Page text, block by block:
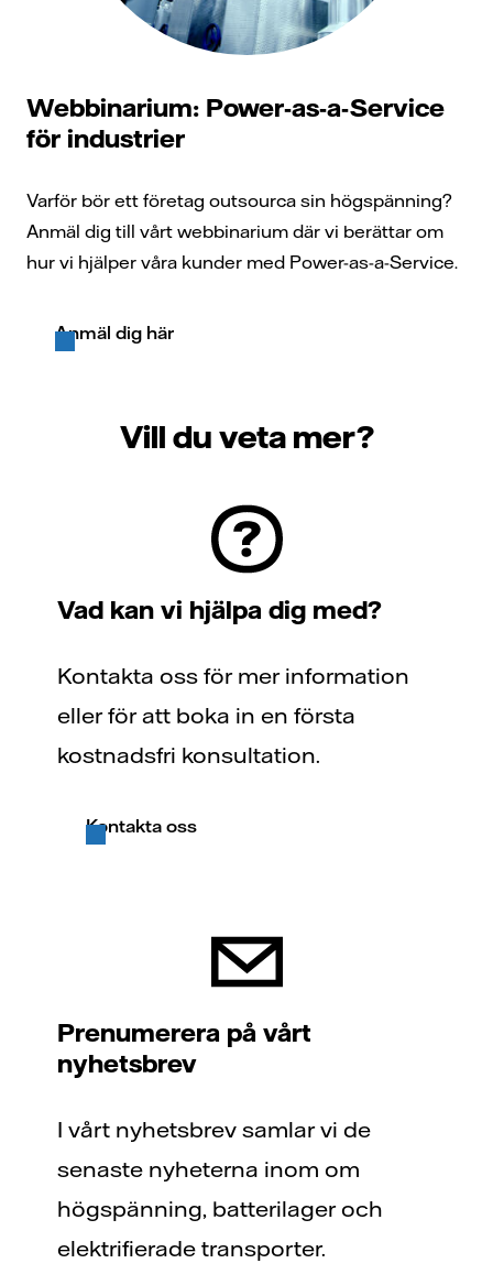
Webbinarium: Power-as-a-Service
för industrier
Varför bör ett företag outsourca sin högspänning?
Anmäl dig till vårt webbinarium där vi berättar om
hur vi hjälper våra kunder med Power-as-a-Service.
Anmäl dig här
Vill du veta mer?
Vad kan vi hjälpa dig med?
Kontakta oss för mer information
eller för att boka in en första
kostnadsfri konsultation.
Kontakta oss
Prenumerera på vårt
nyhetsbrev
I vårt nyhetsbrev samlar vi de
senaste nyheterna inom om
högspänning, batterilager och
elektrifierade transporter.